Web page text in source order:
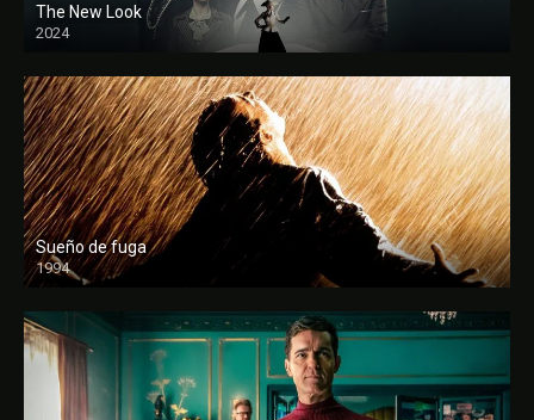
The New Look
2024
Sueño de fuga
1994
FULL HD